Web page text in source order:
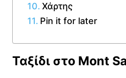
Χάρτης
Pin it for later
Ταξίδι στο Mont